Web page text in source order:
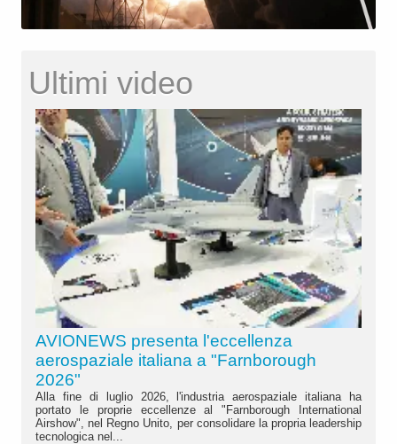
Ultimi video
AVIONEWS presenta l'eccellenza
aerospaziale italiana a "Farnborough
2026"
Alla fine di luglio 2026, l'industria aerospaziale italiana ha
portato le proprie eccellenze al "Farnborough International
Airshow", nel Regno Unito, per consolidare la propria leadership
tecnologica nel...